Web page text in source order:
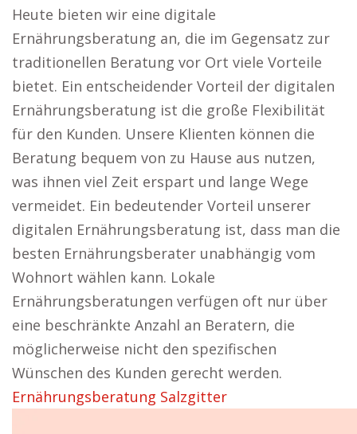
Heute bieten wir eine digitale
Ernährungsberatung an, die im Gegensatz zur
traditionellen Beratung vor Ort viele Vorteile
bietet. Ein entscheidender Vorteil der digitalen
Ernährungsberatung ist die große Flexibilität
für den Kunden. Unsere Klienten können die
Beratung bequem von zu Hause aus nutzen,
was ihnen viel Zeit erspart und lange Wege
vermeidet. Ein bedeutender Vorteil unserer
digitalen Ernährungsberatung ist, dass man die
besten Ernährungsberater unabhängig vom
Wohnort wählen kann. Lokale
Ernährungsberatungen verfügen oft nur über
eine beschränkte Anzahl an Beratern, die
möglicherweise nicht den spezifischen
Wünschen des Kunden gerecht werden.
Ernährungsberatung Salzgitter